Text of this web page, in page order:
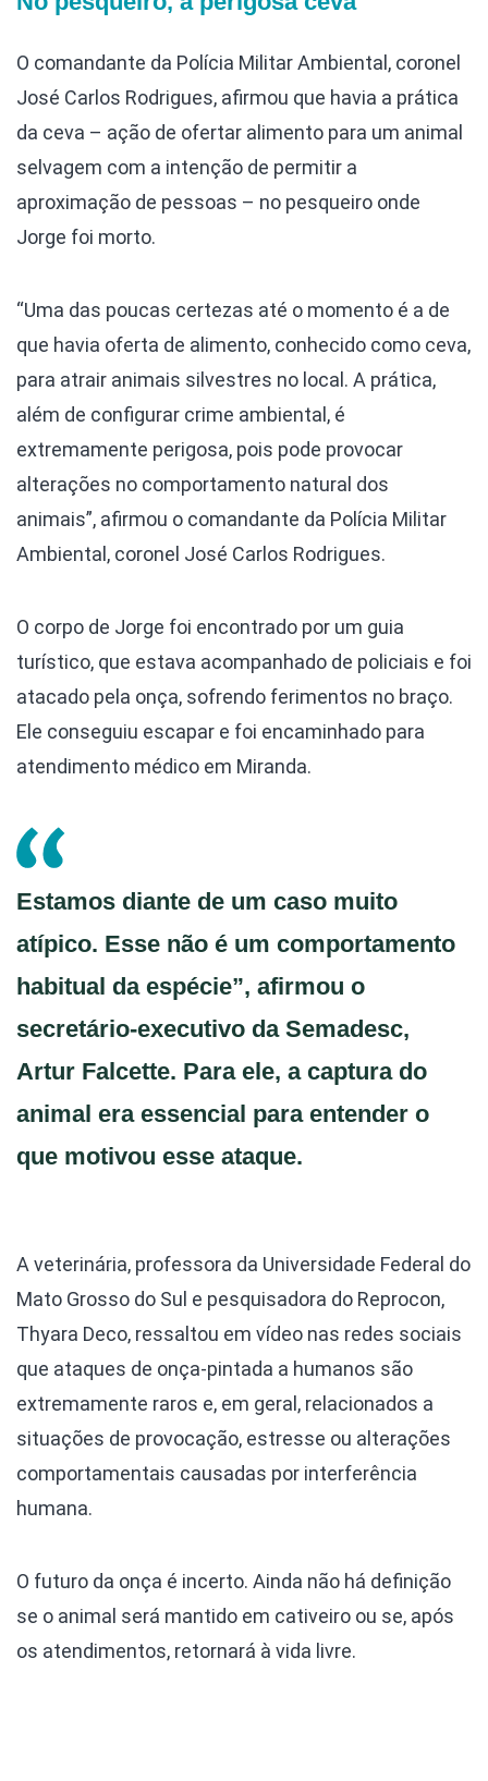
O comandante da Polícia Militar Ambiental, coronel
José Carlos Rodrigues, afirmou que havia a prática
da ceva – ação de ofertar alimento para um animal
selvagem com a intenção de permitir a
aproximação de pessoas – no pesqueiro onde
Jorge foi morto.
“Uma das poucas certezas até o momento é a de
que havia oferta de alimento, conhecido como ceva,
para atrair animais silvestres no local. A prática,
além de configurar crime ambiental, é
extremamente perigosa, pois pode provocar
alterações no comportamento natural dos
animais”, afirmou o comandante da Polícia Militar
Ambiental, coronel José Carlos Rodrigues.
O corpo de Jorge foi encontrado por um guia
turístico, que estava acompanhado de policiais e foi
atacado pela onça, sofrendo ferimentos no braço.
Ele conseguiu escapar e foi encaminhado para
atendimento médico em Miranda.
Estamos diante de um caso muito
atípico. Esse não é um comportamento
habitual da espécie”, afirmou o
secretário-executivo da Semadesc,
Artur Falcette. Para ele, a captura do
animal era essencial para entender o
que motivou esse ataque.
A veterinária, professora da Universidade Federal do
Mato Grosso do Sul e pesquisadora do Reprocon,
Thyara Deco, ressaltou em vídeo nas redes sociais
que ataques de onça-pintada a humanos são
extremamente raros e, em geral, relacionados a
situações de provocação, estresse ou alterações
comportamentais causadas por interferência
humana.
O futuro da onça é incerto. Ainda não há definição
se o animal será mantido em cativeiro ou se, após
os atendimentos, retornará à vida livre.